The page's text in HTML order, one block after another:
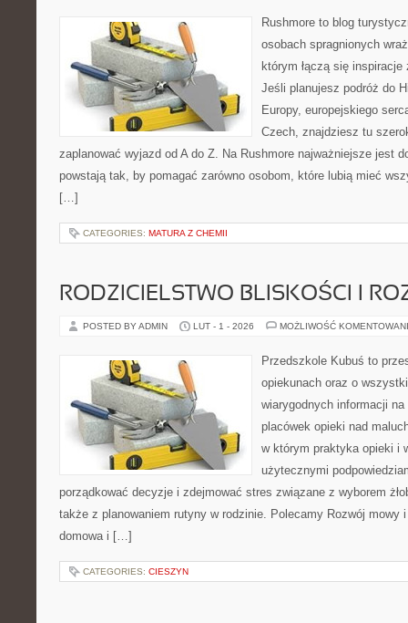
Rushmore to blog
osobach spragnionych
którym łączą się
Jeśli planujesz podróż do
Europy, europejskiego
Czech, znajdziesz tu
zaplanować wyjazd od A do Z. Na Rushmore najważniejsze jest
powstają tak, by pomagać zarówno osobom, które lubią mieć
[…]
CATEGORIES: MATURA Z CHEMII
RODZICIELSTWO BLISKOŚCI I
POSTED BY ADMIN LUT - 1 - 2026 MOŻLIWOŚĆ
Przedszkole Kubuś to
opiekunach oraz o
wiarygodnych informacji
placówek opieki nad
w którym praktyka opieki i
użytecznymi
porządkować decyzje i zdejmować stres związane z wyborem
także z planowaniem rutyny w rodzinie. Polecamy Rozwój mowy
domowa i […]
CATEGORIES: CIESZYN